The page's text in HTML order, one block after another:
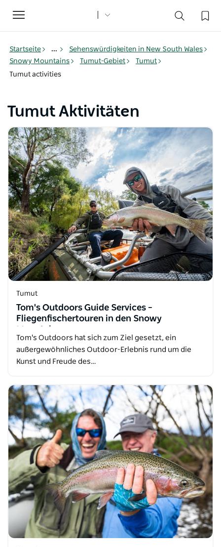
Toggle
navigation
Startseite ...
Sehenswürdigkeiten in New South Wales
Snowy Mountains
Tumut-Gebiet
Tumut
Tumut activities
Tumut Aktivitäten
Tumut
Tom's Outdoors Guide Services –
Fliegenfischertouren in den Snowy
Tom's Outdoors hat sich zum Ziel gesetzt, ein
außergewöhnliches Outdoor-Erlebnis rund um die
Kunst und Freude des…